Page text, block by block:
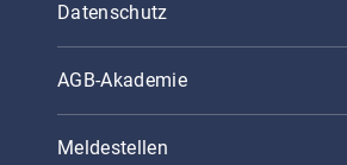
Datenschutz
AGB-Akademie
Meldestellen